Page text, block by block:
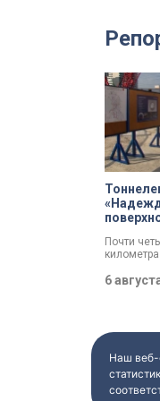
Почти
Собрания
6
Наш веб-